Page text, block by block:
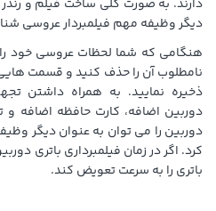
دارند. به صورت کلی ساخت فیلم و
دیگر وظیفه مهم فیلمبردار عروسی
هنگامی که شما لحظات عروسی خود
نامطلوب آن را حذف کنید و قسمت
ذخیره نمایید. به همراه داشتن
دوربین اضافه، کارت حافظه اضافه و
دوربین را می توان به عنوان دیگر
کرد. اگر در زمان فیلمبرداری باتری
باتری را به سرعت تعویض کند.